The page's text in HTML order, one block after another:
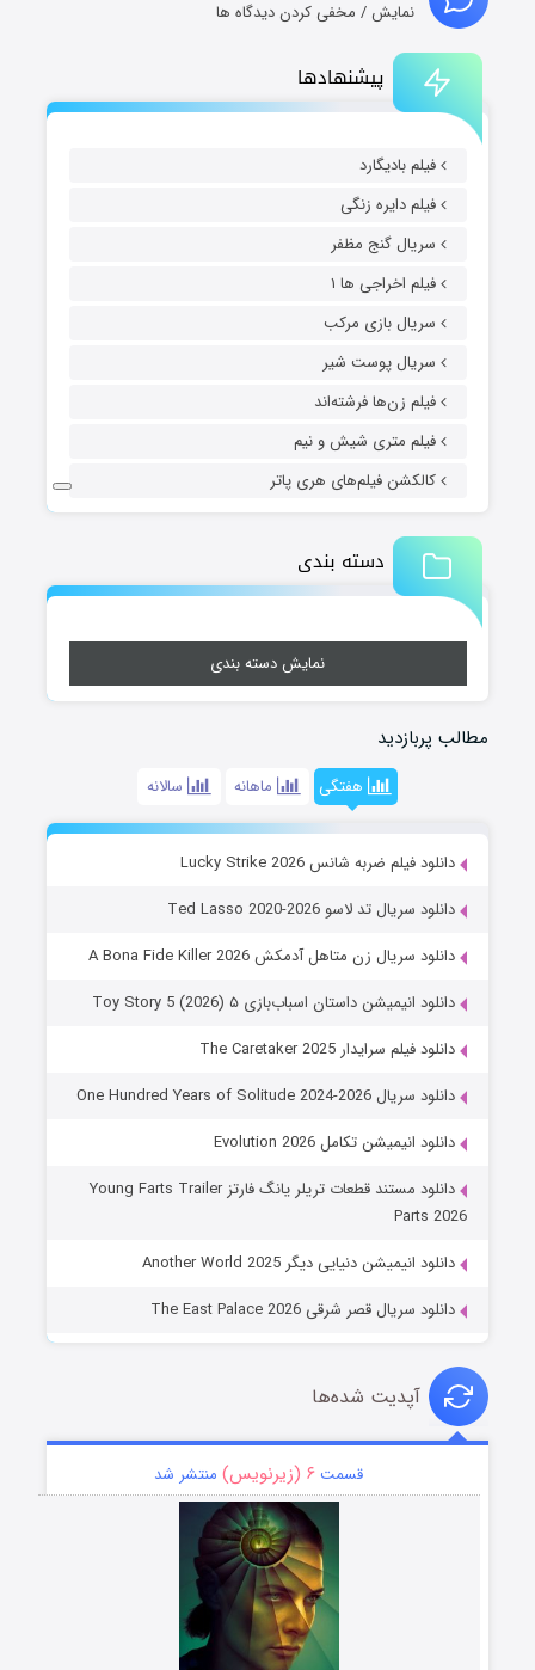
پیشنهادها
فیلم بادیگارد
فیلم دایره زنگی
سریال گنج مظفر
فیلم اخراجی ها ۱
سریال بازی مرکب
سریال پوست شیر
فیلم زن‌ها فرشته‌اند
فیلم متری شیش و نیم
کالکشن فیلم‌های هری پاتر
دسته بندی
نمایش دسته بندی
مطالب پربازدید
هفتگی ماهانه سالانه
دانلود فیلم ضربه شانس Lucky Strike 2026
دانلود سریال تد لاسو Ted Lasso 2020-2026
دانلود سریال زن متاهل آدمکش A Bona Fide Killer 2026
دانلود انیمیشن داستان اسباب‌بازی ۵ Toy Story 5 (2026)
دانلود فیلم سرایدار The Caretaker 2025
دانلود سریال One Hundred Years of Solitude 2024-2026
دانلود انیمیشن تکامل Evolution 2026
دانلود مستند قطعات تریلر یانگ فارتز Young Farts Trailer
Parts 2026
دانلود انیمیشن دنیایی دیگر Another World 2025
دانلود سریال قصر شرقی The East Palace 2026
نمایش / مخفی کردن دیدگاه ها
آپدیت شده‌ها
قسمت ۶ (زیرنویس) منتشر شد